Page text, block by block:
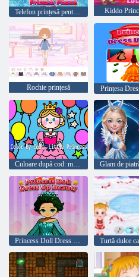
Kiddo
Rochie prințesă Prințesa
Culoare după cod: mic prințesă
Princess Doll Dress Up Beauty